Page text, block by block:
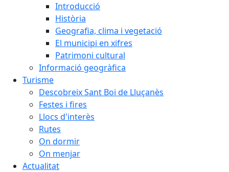
Introducció
Història
Geografia, clima i vegetació
El municipi en xifres
Patrimoni cultural
Informació geogràfica
Turisme
Descobreix Sant Boi de Lluçanès
Festes i fires
Llocs d'interès
Rutes
On dormir
On menjar
Actualitat